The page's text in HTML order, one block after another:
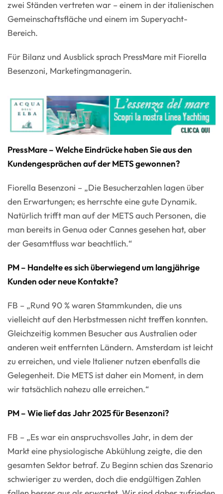
zwei Ständen vertreten war – einem in der italienischen
Gemeinschaftsfläche und einem im Superyacht-
Bereich.
Für Bilanz und Ausblick sprach PressMare mit Fiorella
Besenzoni, Marketingmanagerin.
PressMare – Welche Eindrücke haben Sie aus den
Kundengesprächen auf der METS gewonnen?
Fiorella Besenzoni – „Die Besucherzahlen lagen über
den Erwartungen; es herrschte eine gute Dynamik.
Natürlich trifft man auf der METS auch Personen, die
man bereits in Genua oder Cannes gesehen hat, aber
der Gesamtfluss war beachtlich.“
PM – Handelte es sich überwiegend um langjährige
Kunden oder neue Kontakte?
FB – „Rund 90 % waren Stammkunden, die uns
vielleicht auf den Herbstmessen nicht treffen konnten.
Gleichzeitig kommen Besucher aus Australien oder
anderen weit entfernten Ländern. Amsterdam ist leicht
zu erreichen, und viele Italiener nutzen ebenfalls die
Gelegenheit. Die METS ist daher ein Moment, in dem
wir tatsächlich nahezu alle erreichen.“
PM – Wie lief das Jahr 2025 für Besenzoni?
FB – „Es war ein anspruchsvolles Jahr, in dem der
Markt eine physiologische Abkühlung zeigte, die den
gesamten Sektor betraf. Zu Beginn schien das Szenario
schwieriger zu werden, doch die endgültigen Zahlen